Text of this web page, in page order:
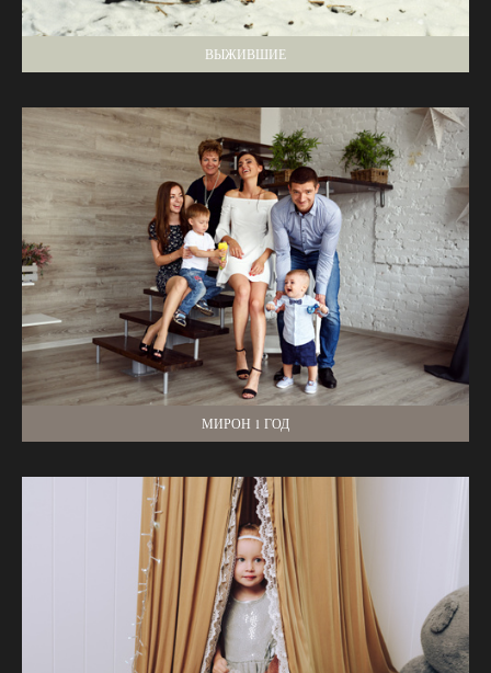
ВЫЖИВШИЕ
МИРОН 1 ГОД